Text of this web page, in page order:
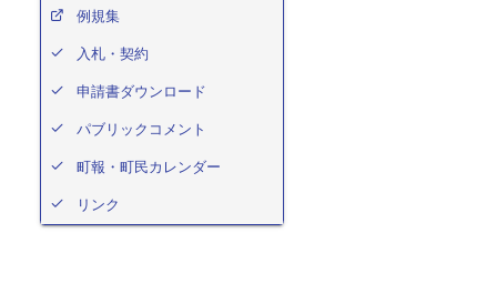
例規集
入札・契約
申請書ダウンロード
パブリックコメント
町報・町民カレンダー
リンク